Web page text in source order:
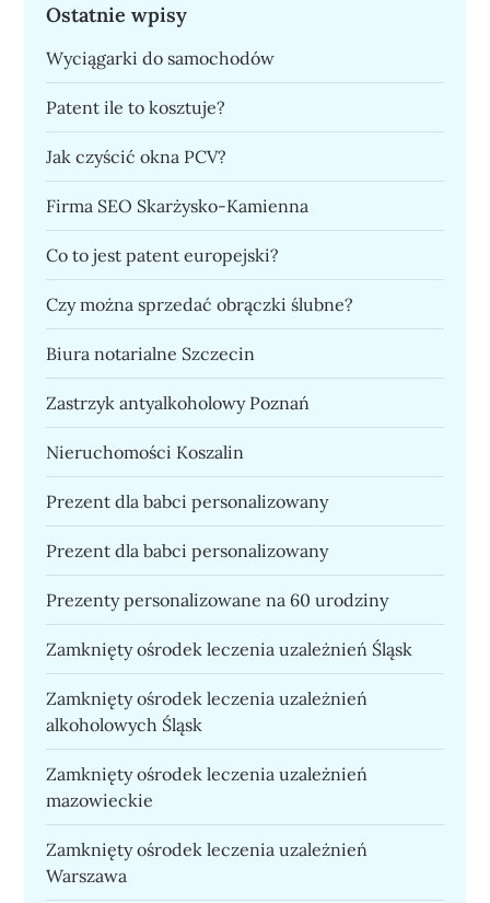
Ostatnie wpisy
Wyciągarki do samochodów
Patent ile to kosztuje?
Jak czyścić okna PCV?
Firma SEO Skarżysko-Kamienna
Co to jest patent europejski?
Czy można sprzedać obrączki ślubne?
Biura notarialne Szczecin
Zastrzyk antyalkoholowy Poznań
Nieruchomości Koszalin
Prezent dla babci personalizowany
Prezent dla babci personalizowany
Prezenty personalizowane na 60 urodziny
Zamknięty ośrodek leczenia uzależnień Śląsk
Zamknięty ośrodek leczenia uzależnień
alkoholowych Śląsk
Zamknięty ośrodek leczenia uzależnień
mazowieckie
Zamknięty ośrodek leczenia uzależnień
Warszawa